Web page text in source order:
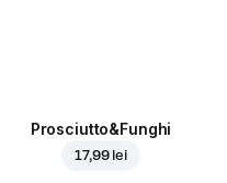
Prosciutto&Funghi
17,99 lei